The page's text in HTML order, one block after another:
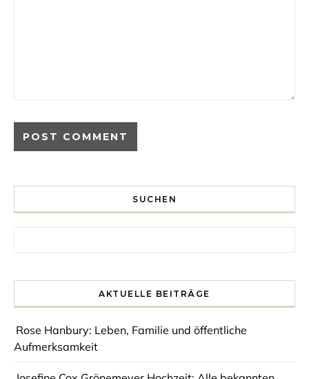
SUCHEN
AKTUELLE BEITRÄGE
Rose Hanbury: Leben, Familie und öffentliche
Aufmerksamkeit